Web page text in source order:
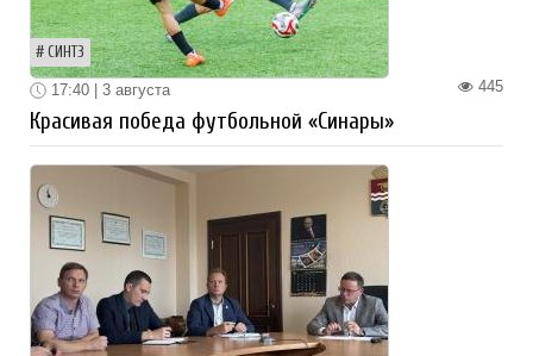
СИНТЗ
445
17:40 | 3 августа
Красивая победа футбольной «Синары»